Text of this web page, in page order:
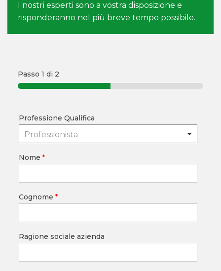
I nostri esperti sono a vostra disposizione e
risponderanno nel più breve tempo possibile.
Passo 1 di 2
Professione Qualifica
Professionista
Nome *
Cognome *
Ragione sociale azienda